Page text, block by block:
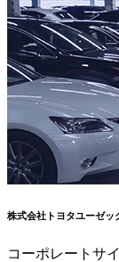
株式会社トヨタユーゼッ
コーポレートサ